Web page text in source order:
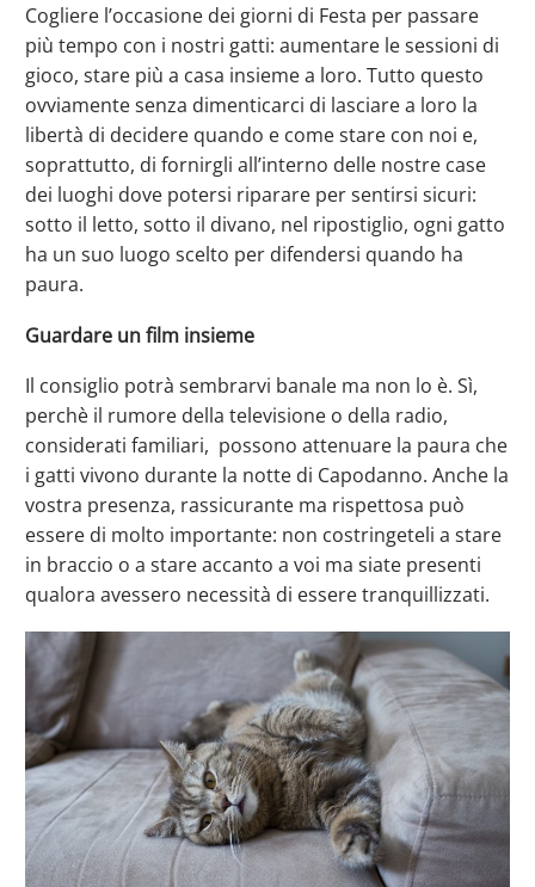
Cogliere l’occasione dei giorni di Festa per passare
più tempo con i nostri gatti: aumentare le sessioni di
gioco, stare più a casa insieme a loro. Tutto questo
ovviamente senza dimenticarci di lasciare a loro la
libertà di decidere quando e come stare con noi e,
soprattutto, di fornirgli all’interno delle nostre case
dei luoghi dove potersi riparare per sentirsi sicuri:
sotto il letto, sotto il divano, nel ripostiglio, ogni gatto
ha un suo luogo scelto per difendersi quando ha
paura.
Guardare un film insieme
Il consiglio potrà sembrarvi banale ma non lo è. Sì,
perchè il rumore della televisione o della radio,
considerati familiari, possono attenuare la paura che
i gatti vivono durante la notte di Capodanno. Anche la
vostra presenza, rassicurante ma rispettosa può
essere di molto importante: non costringeteli a stare
in braccio o a stare accanto a voi ma siate presenti
qualora avessero necessità di essere tranquillizzati.